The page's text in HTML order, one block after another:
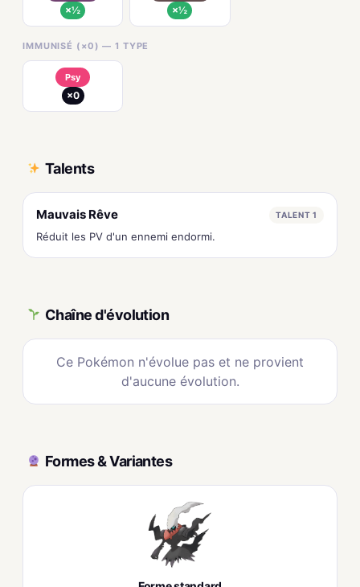
×½ ×½
IMMUNISÉ (×0) — 1 TYPE
Psy
×0
Talents
Mauvais Rêve TALENT 1
Réduit les PV d'un ennemi endormi.
Chaîne d'évolution
Ce Pokémon n'évolue pas et ne provient
d'aucune évolution.
Formes & Variantes